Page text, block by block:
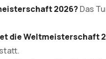
2026? Das
die Weltmeisterschaft